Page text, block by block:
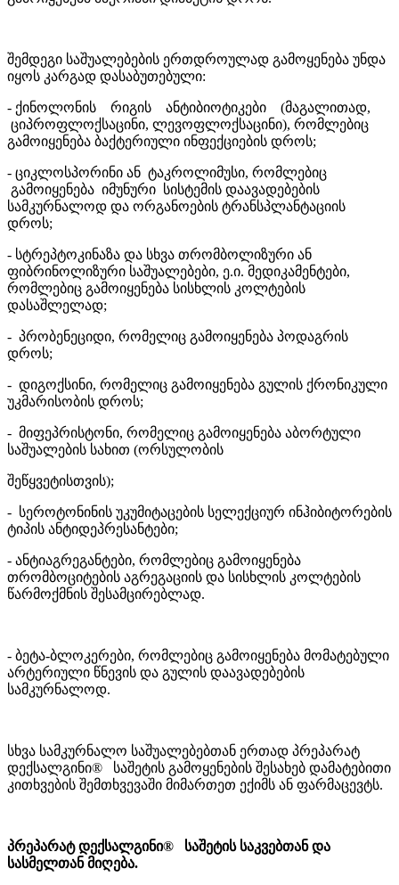
შემდეგი საშუალებების ერთდროულად გამოყენება უნდა
იყოს კარგად დასაბუთებული:
- ქინოლონის რიგის ანტიბიოტიკები (მაგალითად,
ციპროფლოქსაცინი, ლევოფლოქსაცინი), რომლებიც
გამოიყენება ბაქტერიული ინფექციების დროს;
- ციკლოსპორინი ან ტაკროლიმუსი, რომლებიც
გამოიყენება იმუნური სისტემის დაავადებების
სამკურნალოდ და ორგანოების ტრანსპლანტაციის
დროს;
- სტრეპტოკინაზა და სხვა თრომბოლიზური ან
ფიბრინოლიზური საშუალებები, ე.ი. მედიკამენტები,
რომლებიც გამოიყენება სისხლის კოლტების
დასაშლელად;
- პრობენეციდი, რომელიც გამოიყენება პოდაგრის
დროს;
- დიგოქსინი, რომელიც გამოიყენება გულის ქრონიკული
უკმარისობის დროს;
- მიფეპრისტონი, რომელიც გამოიყენება აბორტული
საშუალების სახით (ორსულობის
შეწყვეტისთვის);
- სეროტონინის უკუმიტაცების სელექციურ ინჰიბიტორების
ტიპის ანტიდეპრესანტები;
- ანტიაგრეგანტები, რომლებიც გამოიყენება
თრომბოციტების აგრეგაციის და სისხლის კოლტების
წარმოქმნის შესამცირებლად.
- ბეტა-ბლოკერები, რომლებიც გამოიყენება მომატებული
არტერიული წნევის და გულის დაავადებების
სამკურნალოდ.
სხვა სამკურნალო საშუალებებთან ერთად პრეპარატ
დექსალგინი® საშეტის გამოყენების შესახებ დამატებითი
კითხვების შემთხვევაში მიმართეთ ექიმს ან ფარმაცევტს.
პრეპარატ დექსალგინი® საშეტის საკვებთან და
სასმელთან მიღება.